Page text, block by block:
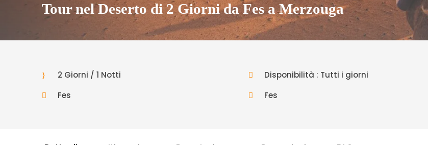
Tour nel Deserto di 2 Giorni da Fes a Merzouga
2 Giorni / 1 Notti
Disponibilità : Tutti i giorni
Fes
Fes